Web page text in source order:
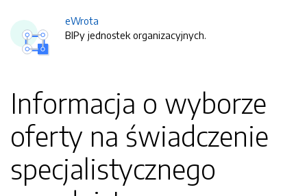
eWrota
BIPy jednostek organizacyjnych.
Informacja o wyborze
oferty na świadczenie
specjalistycznego